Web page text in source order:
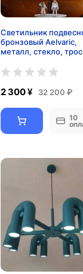
Светильник
бронзовый Aelvaric,
металл, стекло,
2 300 ¥ 32 200 ₽
10